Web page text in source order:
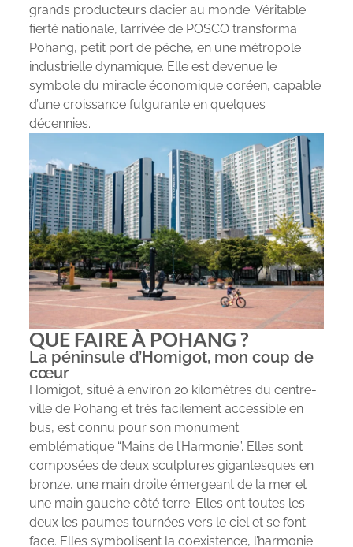
grands producteurs d’acier au monde. Véritable
fierté nationale, l’arrivée de POSCO transforma
Pohang, petit port de pêche, en une métropole
industrielle dynamique. Elle est devenue le
symbole du miracle économique coréen, capable
d’une croissance fulgurante en quelques
décennies.
QUE FAIRE À POHANG ?
La péninsule d’Homigot, mon coup de
cœur
Homigot, situé à environ 20 kilomètres du centre-
ville de Pohang et très facilement accessible en
bus, est connu pour son monument
emblématique “Mains de l’Harmonie”. Elles sont
composées de deux sculptures gigantesques en
bronze, une main droite émergeant de la mer et
une main gauche côté terre. Elles ont toutes les
deux les paumes tournées vers le ciel et se font
face. Elles symbolisent la coexistence, l’harmonie